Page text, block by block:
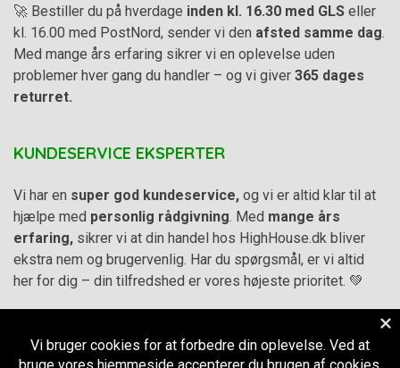
🚀 Bestiller du på hverdage inden kl. 16.30 med GLS eller
kl. 16.00 med PostNord, sender vi den afsted samme dag.
Med mange års erfaring sikrer vi en oplevelse uden
problemer hver gang du handler – og vi giver 365 dages
returret.
KUNDESERVICE EKSPERTER
Vi har en super god kundeservice, og vi er altid klar til at
hjælpe med personlig rådgivning. Med mange års
erfaring, sikrer vi at din handel hos HighHouse.dk bliver
ekstra nem og brugervenlig. Har du spørgsmål, er vi altid
her for dig – din tilfredshed er vores højeste prioritet. 💚